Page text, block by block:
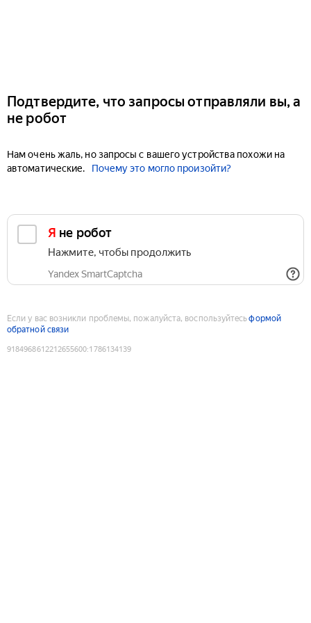
Подтвердите, что запросы отправляли вы, а
не робот
Нам очень жаль, но запросы с вашего устройства похожи на
автоматические.
Почему это могло произойти?
Я не робот
Нажмите, чтобы продолжить
Yandex SmartCaptcha
Если у вас возникли проблемы, пожалуйста, воспользуйтесьформой
обратной связи
9184968612212655600:1786134139